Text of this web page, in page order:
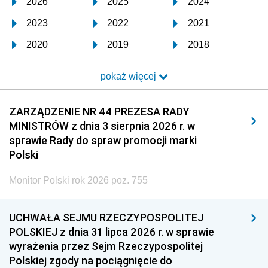
2023 2022 2021
2020 2019 2018
2017 2016 2015
2014 2013 2012
2011 2010 2009
2008 2007 2006
2005
1996 1995 1994
1993 1992 1991
1990 1989
pokaż więcej
ZARZĄDZENIE NR 44 PREZESA RADY
MINISTRÓW z dnia 3 sierpnia 2026 r. w
sprawie Rady do spraw promocji marki
Polski
Monitor Polski rok 2026 poz. 755
UCHWAŁA SEJMU RZECZYPOSPOLITEJ
POLSKIEJ z dnia 31 lipca 2026 r. w sprawie
wyrażenia przez Sejm Rzeczypospolitej
Polskiej zgody na pociągnięcie do